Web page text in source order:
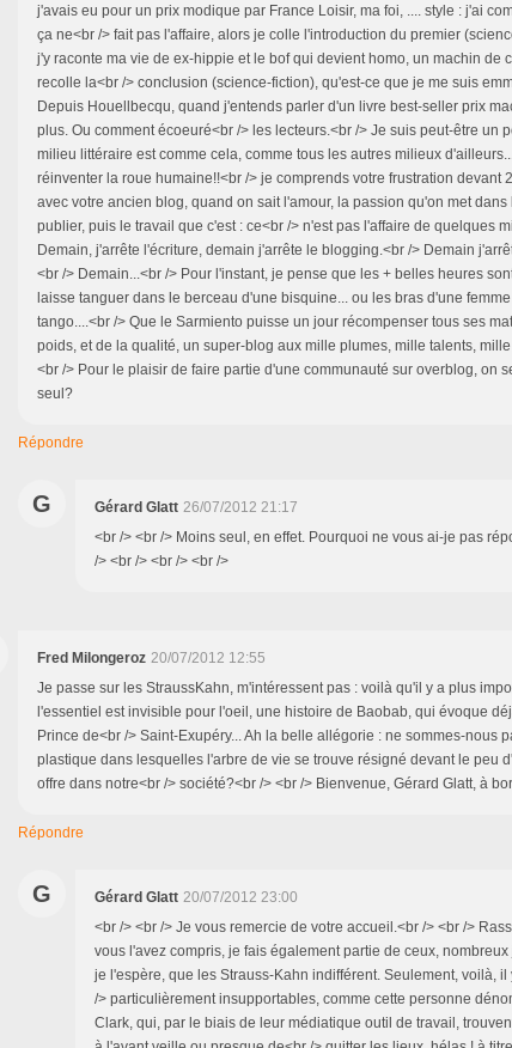
j'avais eu pour un prix modique par France Loisir, ma foi, .... style : j'ai
ça ne<br /> fait pas l'affaire, alors je colle l'introduction du premier
j'y raconte ma vie de ex-hippie et le bof qui devient homo, un machin de
recolle la<br /> conclusion (science-fiction), qu'est-ce que je me suis
Depuis Houellbecqu, quand j'entends parler d'un livre best-seller prix
plus. Ou comment écoeuré<br /> les lecteurs.<br /> Je suis peut-être un
milieu littéraire est comme cela, comme tous les autres milieux
réinventer la roue humaine!!<br /> je comprends votre frustration devant
avec votre ancien blog, quand on sait l'amour, la passion qu'on met dans
publier, puis le travail que c'est : ce<br /> n'est pas l'affaire de quelques
Demain, j'arrête l'écriture, demain j'arrête le blogging.<br /> Demain
<br /> Demain...<br /> Pour l'instant, je pense que les + belles heures
laisse tanguer dans le berceau d'une bisquine... ou les bras d'une
tango....<br /> Que le Sarmiento puisse un jour récompenser tous ses
poids, et de la qualité, un super-blog aux mille plumes, mille talents,
<br /> Pour le plaisir de faire partie d'une communauté sur overblog, on
seul?
Répondre
G Gérard Glatt 26/07/2012 21:17
<br /> <br /> Moins seul, en effet. Pourquoi ne vous ai-je pas
/> <br /> <br /> <br />
Fred Milongeroz 20/07/2012 12:55
Je passe sur les StraussKahn, m'intéressent pas : voilà qu'il y a plus
l'essentiel est invisible pour l'oeil, une histoire de Baobab, qui évoque
Prince de<br /> Saint-Exupéry... Ah la belle allégorie : ne sommes-nous
plastique dans lesquelles l'arbre de vie se trouve résigné devant le peu
offre dans notre<br /> société?<br /> <br /> Bienvenue, Gérard Glatt, à
Répondre
G Gérard Glatt 20/07/2012 23:00
<br /> <br /> Je vous remercie de votre accueil.<br /> <br />
vous l'avez compris, je fais également partie de ceux,
je l'espère, que les Strauss-Kahn indifférent. Seulement, voilà, il
/> particulièrement insupportables, comme cette personne
Clark, qui, par le biais de leur médiatique outil de travail,